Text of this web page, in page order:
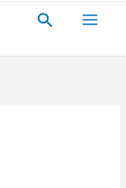
Поиск